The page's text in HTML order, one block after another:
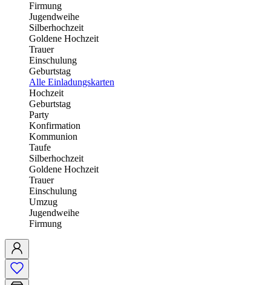
Firmung
Jugendweihe
Silberhochzeit
Goldene Hochzeit
Trauer
Einschulung
Geburtstag
Alle Einladungskarten
Hochzeit
Geburtstag
Party
Konfirmation
Kommunion
Taufe
Silberhochzeit
Goldene Hochzeit
Trauer
Einschulung
Umzug
Jugendweihe
Firmung